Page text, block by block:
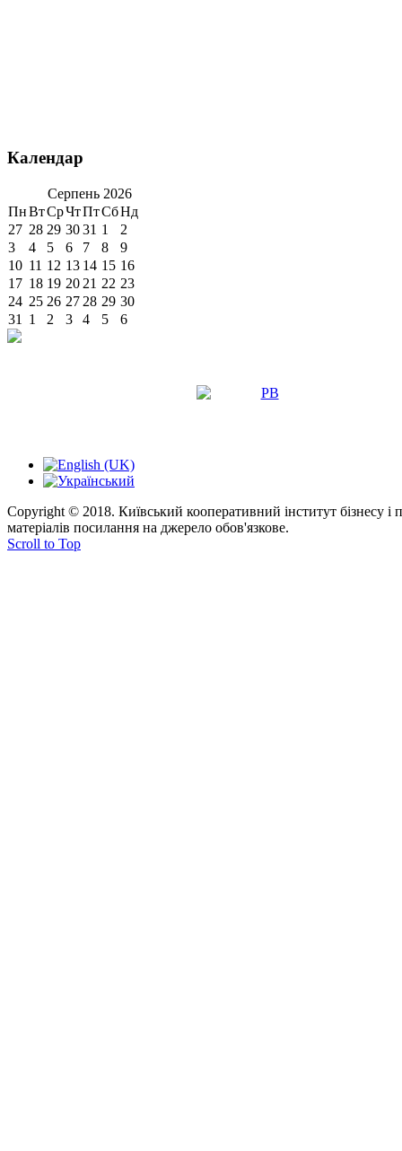
Календар
Серпень 2026
ПнВтСрЧтПтСбНд
27 28 29 3031 1
2
3
4 5 6 7 8
9
10 11 12 13 14 15 16
17 18 19 20 21 22 23
24 25 26 27 28 29 30
31
1 2 3 4 5 6
Copyright © 2018. Київський кооперативний інститут бізнесу
матеріалів посилання на джерело обов'язкове.
Scroll to Top